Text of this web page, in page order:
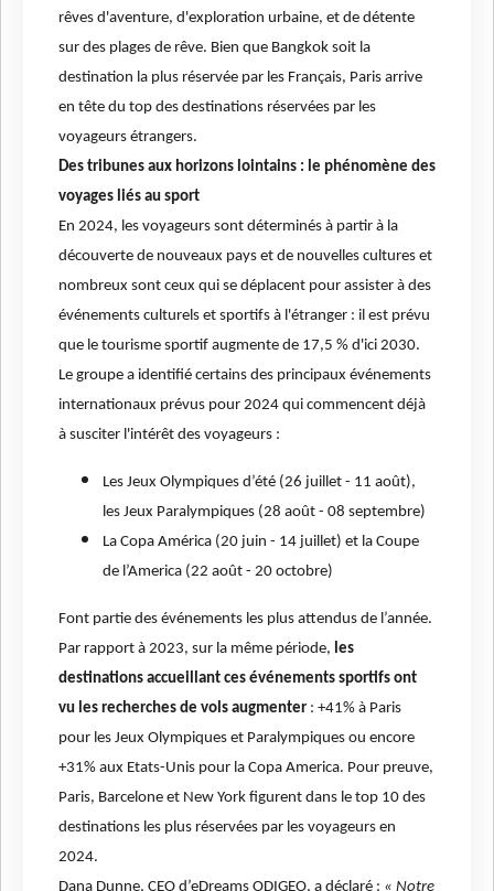
rêves d'aventure, d'exploration urbaine, et de détente
sur des plages de rêve. Bien que Bangkok soit la
destination la plus réservée par les Français, Paris arrive
en tête du top des destinations réservées par les
voyageurs étrangers.
Des tribunes aux horizons lointains : le phénomène des
voyages liés au sport
En 2024, les voyageurs sont déterminés à partir à la
découverte de nouveaux pays et de nouvelles cultures et
nombreux sont ceux qui se déplacent pour assister à des
événements culturels et sportifs à l'étranger : il est prévu
que le tourisme sportif augmente de 17,5 % d'ici 2030.
Le groupe a identifié certains des principaux événements
internationaux prévus pour 2024 qui commencent déjà
à susciter l'intérêt des voyageurs :
Les Jeux Olympiques d’été (26 juillet - 11 août),
les Jeux Paralympiques (28 août - 08 septembre)
La Copa América (20 juin - 14 juillet) et la Coupe
de l’America (22 août - 20 octobre)
Font partie des événements les plus attendus de l’année.
Par rapport à 2023, sur la même période, les
destinations accueillant ces événements sportifs ont
vu les recherches de vols augmenter : +41% à Paris
pour les Jeux Olympiques et Paralympiques ou encore
+31% aux Etats-Unis pour la Copa America. Pour preuve,
Paris, Barcelone et New York figurent dans le top 10 des
destinations les plus réservées par les voyageurs en
2024.
Dana Dunne, CEO d’eDreams ODIGEO, a déclaré : « Notre